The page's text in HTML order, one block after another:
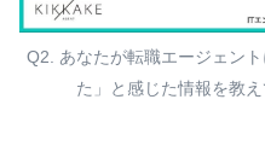
Q2. あなたが転職エージェン
た」と感じた情報を教